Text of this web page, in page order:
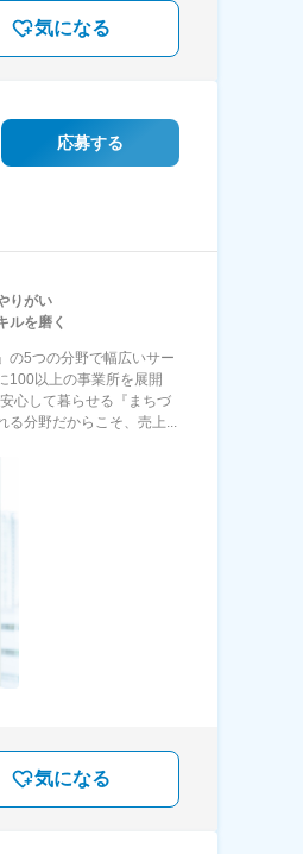
気になる
応募する
りがい
ルを磨く
の5つの分野で幅広いサー
100以上の事業所を展開
心して暮らせる『まちづ
る分野だからこそ、売上...
気になる